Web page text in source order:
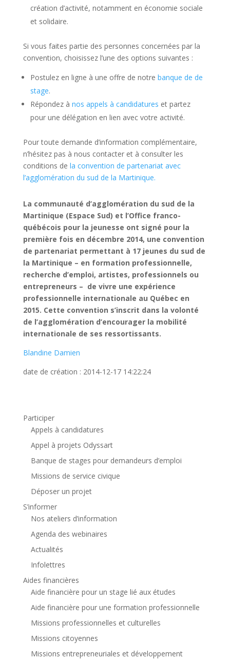
création d’activité, notamment en économie sociale
et solidaire.
Si vous faites partie des personnes concernées par la
convention, choisissez l’une des options suivantes :
Postulez en ligne à une offre de notre banque de de
stage.
Répondez à nos appels à candidatures et partez
pour une délégation en lien avec votre activité.
Pour toute demande d’information complémentaire,
n’hésitez pas à nous contacter et à consulter les
conditions de la convention de partenariat avec
l’agglomération du sud de la Martinique.
La communauté d’agglomération du sud de la
Martinique (Espace Sud) et l’Office franco-
québécois pour la jeunesse ont signé pour la
première fois en décembre 2014, une convention
de partenariat permettant à 17 jeunes du sud de
la Martinique – en formation professionnelle,
recherche d’emploi, artistes, professionnels ou
entrepreneurs – de vivre une expérience
professionnelle internationale au Québec en
2015. Cette convention s’inscrit dans la volonté
de l’agglomération d’encourager la mobilité
internationale de ses ressortissants.
Blandine Damien
date de création : 2014-12-17 14:22:24
Participer
Appels à candidatures
Appel à projets Odyssart
Banque de stages pour demandeurs d’emploi
Missions de service civique
Déposer un projet
S’informer
Nos ateliers d’information
Agenda des webinaires
Actualités
Infolettres
Aides financières
Aide financière pour un stage lié aux études
Aide financière pour une formation professionnelle
Missions professionnelles et culturelles
Missions citoyennes
Missions entrepreneuriales et développement